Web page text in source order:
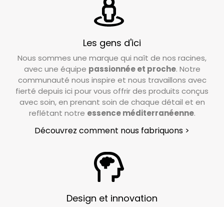
Les gens d'ici
Nous sommes une marque qui naît de nos racines,
avec une équipe passionnée et proche. Notre
communauté nous inspire et nous travaillons avec
fierté depuis ici pour vous offrir des produits conçus
avec soin, en prenant soin de chaque détail et en
reflétant notre essence méditerranéenne.
Découvrez comment nous fabriquons >
Design et innovation